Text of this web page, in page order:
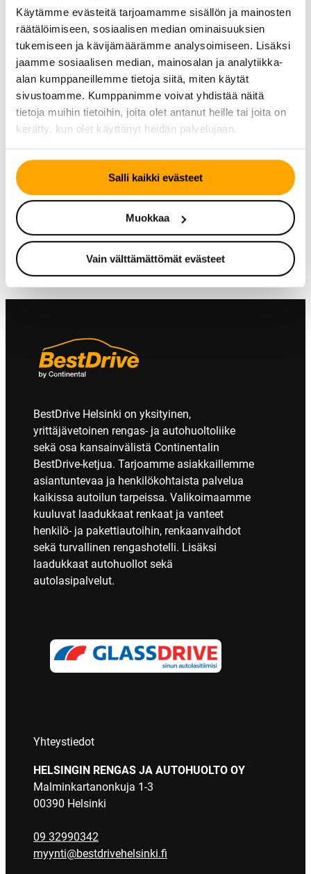
Käytämme evästeitä tarjoamamme sisällön ja mainosten
räätälöimiseen, sosiaalisen median ominaisuuksien
tukemiseen ja kävijämäärämme analysoimiseen. Lisäksi
jaamme sosiaalisen median, mainosalan ja analytiikka-
alan kumppaneillemme tietoja siitä, miten käytät
sivustoamme. Kumppanimme voivat yhdistää näitä
tietoja muihin tietoihin, joita olet antanut heille tai joita on
kerätty, kun olet käyttänyt heidän palvelujaan.
Salli kaikki evästeet
Muokkaa
Vain välttämättömät evästeet
Continental
CrossContact ATR
Continental
CrossContact LX Sport
ContiSeal
BestDrive Helsinki on yksityinen,
yrittäjävetoinen rengas- ja autohuoltoliike
sekä osa kansainvälistä Continentalin
BestDrive-ketjua. Tarjoamme asiakkaillemme
asiantuntevaa ja henkilökohtaista palvelua
kaikissa autoilun tarpeissa. Valikoimaamme
kuuluvat laadukkaat renkaat ja vanteet
henkilö- ja pakettiautoihin, renkaanvaihdot
sekä turvallinen rengashotelli. Lisäksi
laadukkaat autohuollot sekä
autolasipalvelut.
Yhteystiedot
HELSINGIN RENGAS JA AUTOHUOLTO OY
Malminkartanonkuja 1-3
00390 Helsinki
09 32990342
myynti@bestdrivehelsinki.fi